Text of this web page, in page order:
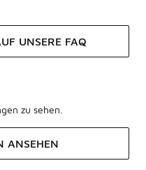
UNSERE FAQ
zu sehen.
ANSEHEN